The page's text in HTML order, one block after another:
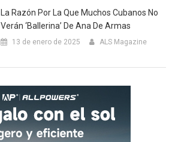
La Razón Por La Que Muchos Cubanos No
Verán ‘Ballerina’ De Ana De Armas
13 de enero de 2025 ALS Magazine